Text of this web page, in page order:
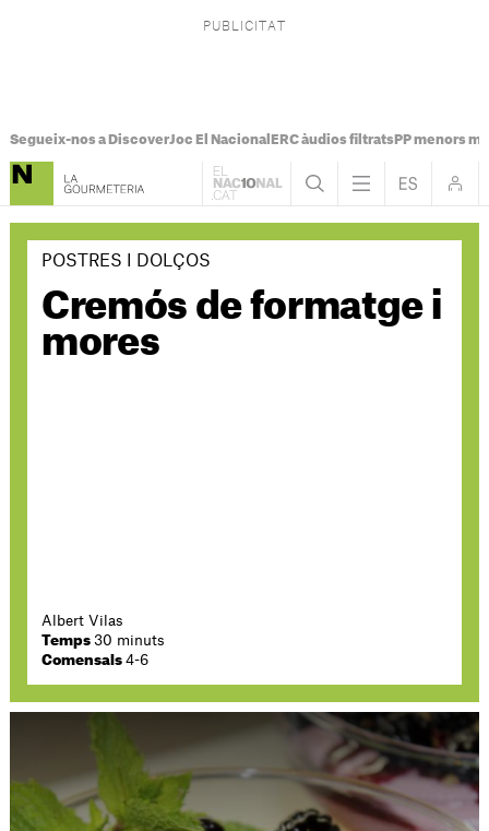
Segueix-nos a DiscoverJoc El Nacional ERC àudios filtratsPP menors
POSTRES I DOLÇOS
Cremós de formatge i
mores
Albert Vilas
Temps 30 minuts
Comensals4-6